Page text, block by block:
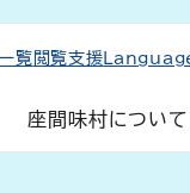
覧 閲覧支援
座間味村について